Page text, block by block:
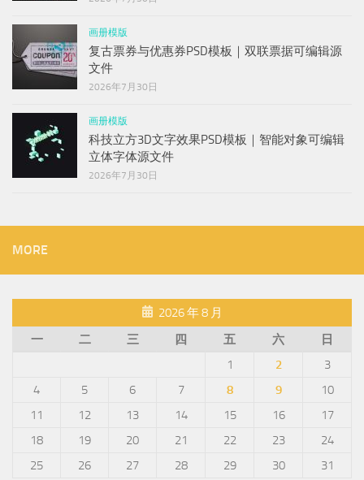
画册模版
复古票券与优惠券PSD模板｜双联票据可编辑源
文件
2026年7月30日
画册模版
科技立方3D文字效果PSD模板｜智能对象可编辑
立体字体源文件
2026年7月30日
MORE
2026 年 8 月
一
二 三 四 五 六
日
1
2
3
4
5 6 7 8 9
10
11
12 13 14 15 16
17
18
19 20 21 22 23
24
25
26 27 28 29 30
31